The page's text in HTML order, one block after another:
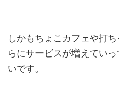
しかもちょこカフェや打
らにサービスが増えてい
いです。